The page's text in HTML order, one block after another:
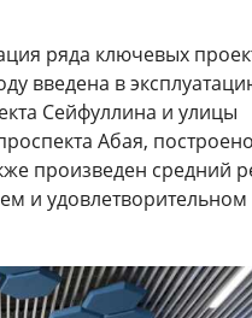
ряда ключевых
введена в
Сейфуллина и улицы
Абая,
произведен средний
и удовлетворительном